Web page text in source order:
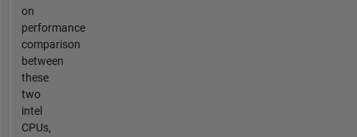
on
performance
comparison
between
these
two
intel
CPUs,